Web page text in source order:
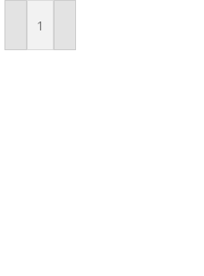
Sepete Ekle